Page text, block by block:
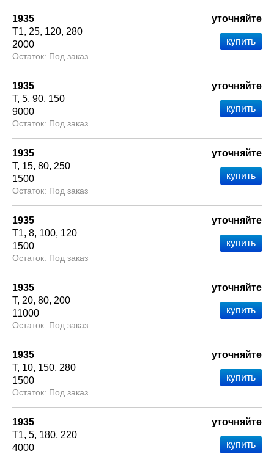
1935
Т1 25 120 280
2000
Под заказ
уточняйте
1935
Т 5 90 150
9000
Под заказ
уточняйте
1935
Т 15 80 250
1500
Под заказ
уточняйте
1935
Т1 8 100 120
1500
Под заказ
уточняйте
1935
Т 20 80 200
11000
Под заказ
уточняйте
1935
Т 10 150 280
1500
Под заказ
уточняйте
1935
Т1 5 180 220
4000
уточняйте